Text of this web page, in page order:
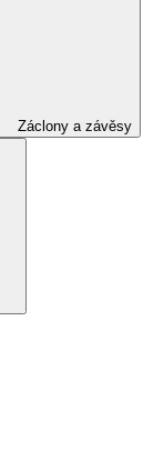
Záclony a závěsy